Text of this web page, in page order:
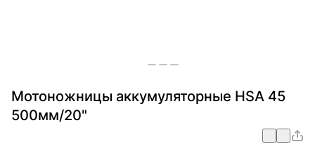
Мотоножницы аккумуляторные HSA 45
500мм/20"